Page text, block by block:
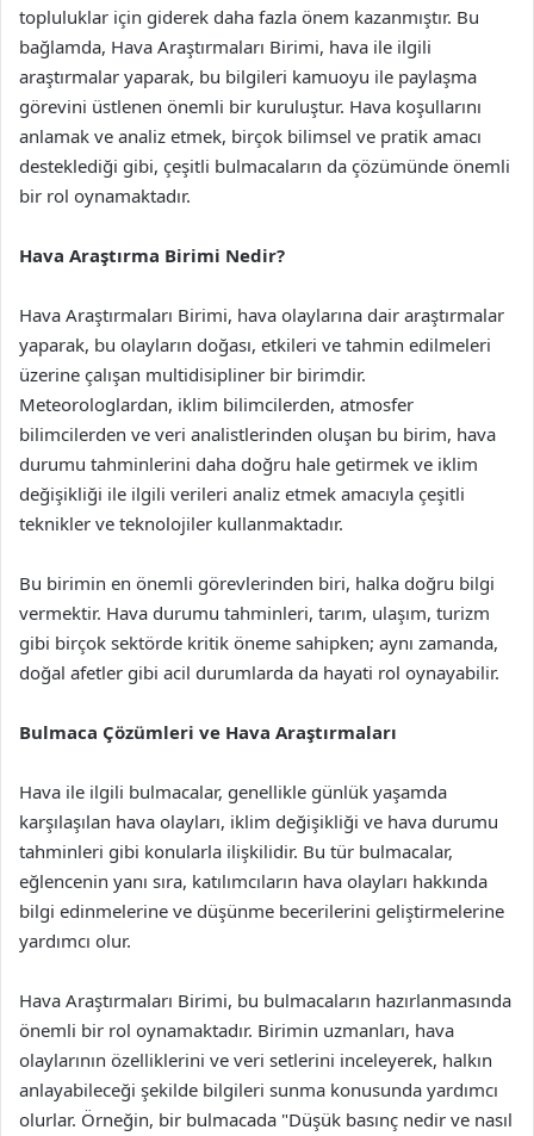
topluluklar için giderek daha fazla önem kazanmıştır. Bu
bağlamda, Hava Araştırmaları Birimi, hava ile ilgili
araştırmalar yaparak, bu bilgileri kamuoyu ile paylaşma
görevini üstlenen önemli bir kuruluştur. Hava koşullarını
anlamak ve analiz etmek, birçok bilimsel ve pratik amacı
desteklediği gibi, çeşitli bulmacaların da çözümünde önemli
bir rol oynamaktadır.
Hava Araştırma Birimi Nedir?
Hava Araştırmaları Birimi, hava olaylarına dair araştırmalar
yaparak, bu olayların doğası, etkileri ve tahmin edilmeleri
üzerine çalışan multidisipliner bir birimdir.
Meteorologlardan, iklim bilimcilerden, atmosfer
bilimcilerden ve veri analistlerinden oluşan bu birim, hava
durumu tahminlerini daha doğru hale getirmek ve iklim
değişikliği ile ilgili verileri analiz etmek amacıyla çeşitli
teknikler ve teknolojiler kullanmaktadır.
Bu birimin en önemli görevlerinden biri, halka doğru bilgi
vermektir. Hava durumu tahminleri, tarım, ulaşım, turizm
gibi birçok sektörde kritik öneme sahipken; aynı zamanda,
doğal afetler gibi acil durumlarda da hayati rol oynayabilir.
Bulmaca Çözümleri ve Hava Araştırmaları
Hava ile ilgili bulmacalar, genellikle günlük yaşamda
karşılaşılan hava olayları, iklim değişikliği ve hava durumu
tahminleri gibi konularla ilişkilidir. Bu tür bulmacalar,
eğlencenin yanı sıra, katılımcıların hava olayları hakkında
bilgi edinmelerine ve düşünme becerilerini geliştirmelerine
yardımcı olur.
Hava Araştırmaları Birimi, bu bulmacaların hazırlanmasında
önemli bir rol oynamaktadır. Birimin uzmanları, hava
olaylarının özelliklerini ve veri setlerini inceleyerek, halkın
anlayabileceği şekilde bilgileri sunma konusunda yardımcı
olurlar. Örneğin, bir bulmacada "Düşük basınç nedir ve nasıl